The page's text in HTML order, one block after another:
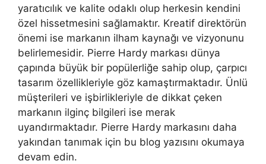
yaratıcılık ve kalite odaklı olup herkesin kendini
özel hissetmesini sağlamaktır. Kreatif direktörün
önemi ise markanın ilham kaynağı ve vizyonunu
belirlemesidir. Pierre Hardy markası dünya
çapında büyük bir popülerliğe sahip olup, çarpıcı
tasarım özellikleriyle göz kamaştırmaktadır. Ünlü
müşterileri ve işbirlikleriyle de dikkat çeken
markanın ilginç bilgileri ise merak
uyandırmaktadır. Pierre Hardy markasını daha
yakından tanımak için bu blog yazısını okumaya
devam edin.